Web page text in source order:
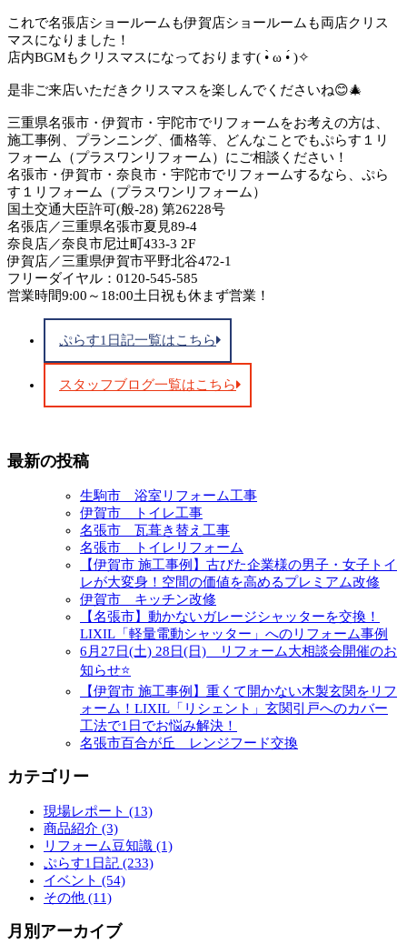
これで名張店ショールームも伊賀店ショールームも両店クリス
マスになりました！
店内BGMもクリスマスになっております( •̀ ω •́ )✧
是非ご来店いただきクリスマスを楽しんでくださいね😊🎄
三重県名張市・伊賀市・宇陀市でリフォームをお考えの方は、
施工事例、プランニング、価格等、どんなことでもぷらす１リ
フォーム（プラスワンリフォーム）にご相談ください！
名張市・伊賀市・奈良市・宇陀市でリフォームするなら、ぷら
す１リフォーム（プラスワンリフォーム）
国土交通大臣許可(般-28) 第26228号
名張店／三重県名張市夏見89-4
奈良店／奈良市尼辻町433-3 2F
伊賀店／三重県伊賀市平野北谷472-1
フリーダイヤル：0120-545-585
営業時間9:00～18:00土日祝も休まず営業！
ぷらす1日記一覧はこちら
スタッフブログ一覧はこちら
最新の投稿
生駒市 浴室リフォーム工事
伊賀市 トイレ工事
名張市 瓦葺き替え工事
名張市 トイレリフォーム
【伊賀市 施工事例】古びた企業様の男子・女子トイ
レが大変身！空間の価値を高めるプレミアム改修
伊賀市 キッチン改修
【名張市】動かないガレージシャッターを交換！
LIXIL「軽量電動シャッター」へのリフォーム事例
6月27日(土) 28日(日) リフォーム大相談会開催のお
知らせ⭐
【伊賀市 施工事例】重くて開かない木製玄関をリフ
ォーム！LIXIL「リシェント」玄関引戸へのカバー
工法で1日でお悩み解決！
名張市百合が丘 レンジフード交換
カテゴリー
現場レポート (13)
商品紹介 (3)
リフォーム豆知識 (1)
ぷらす1日記 (233)
イベント (54)
その他 (11)
月別アーカイブ